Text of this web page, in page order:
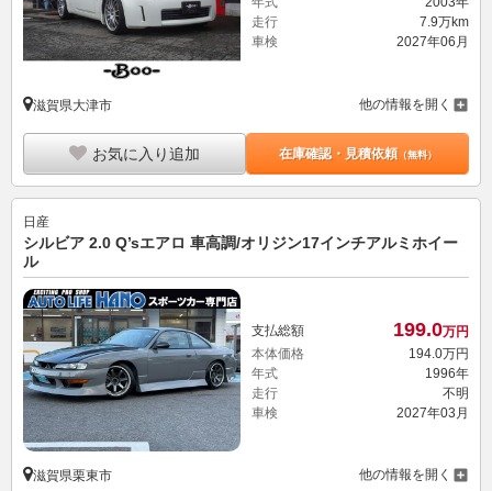
走行
7.9万km
車検
2027年06月
滋賀県大津市 他の情報を開く
お気に入り追加 在庫確認・見積依頼（無料）
日産
シルビア 2.0 Q’sエアロ 車高調/オリジン17インチアルミホイー
ル
支払総額 199.0万円
本体価格
194. 0万円
年式
1996年
走行
不明
車検
2027年03月
滋賀県栗東市 他の情報を開く